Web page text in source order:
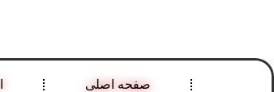
صفحه اصلی